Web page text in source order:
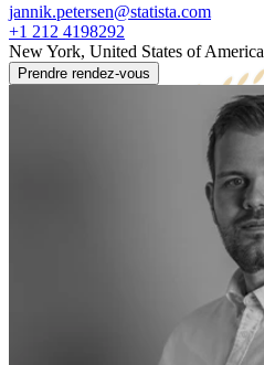
jannik.petersen@statista.com
+1 212 4198292
New York, United States of America
Prendre rendez-vous